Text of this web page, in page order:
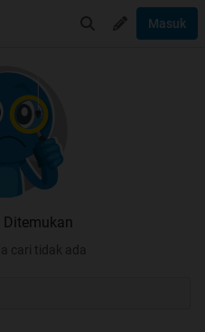
Masuk
Ditemukan
cari tidak ada